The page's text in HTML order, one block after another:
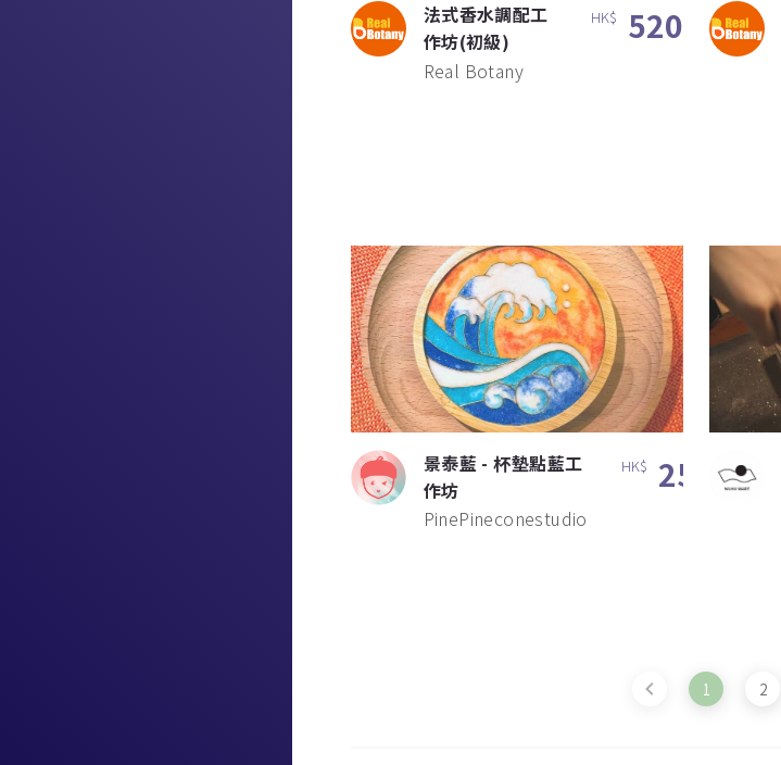
法式香水調配工
作坊(初級)
Real Botany
HK$ 520
景泰藍 - 杯墊點藍工
作坊
PinePineconestudio
HK$ 250
1 2